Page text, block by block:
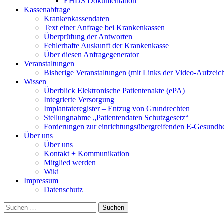
Kassenabfrage
Krankenkassendaten
Text einer Anfrage bei Krankenkassen
Überprüfung der Antworten
Fehlerhafte Auskunft der Krankenkasse
Über diesen Anfragegenerator
Veranstaltungen
Bisherige Veranstaltungen (mit Links der Video-
Wissen
Überblick Elektronische Patientenakte (ePA)
Integrierte Versorgung
Implantateregister – Entzug von Grundrechten
Stellungnahme „Patientendaten Schutzgesetz“
Forderungen zur einrichtungsübergreifenden E-
Über uns
Über uns
Kontakt + Kommunikation
Mitglied werden
Wiki
Impressum
Datenschutz
Suchen
nach: